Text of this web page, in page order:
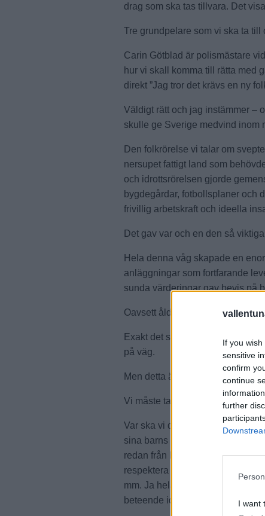
If you
sensitive
confirm
continue
further
I want
drag som ska tas tillvara. Det
Tre grundpelare som vi ska ta till
Carin Götblad är polismästare
hur vi skall komma till rätta med
direkt ”Jag tror det krävs en ny
Väldigt rätt och jag instämmer –
skulle ge Sverige medvind inom
Den folkrörelse vi talar om
nersupet fattigt land som
och idrottsrörelsen gjorde
bygdegårdar, fotbollsplaner och
frivillig arbetskraft och ideella
Det gav var och en den så
Hela denna våg skapade en
anläggningar som fortfarande
sunda värderingar gav bevis på
Oavsett ålder, kön, bakgrund,
Exakt det som saknas idag och i
på väg.
Men detta är inte en idé om att
Vi måste ta tidigare erfarenheter
Var ska vi då börja? Det måste
sina barns bästa för att de ska få
redan från Dag 1 lära nästa
respektera naturen och klimatet,
mm. Ja hela samhället. Helt
beteende idag skapa en ljus